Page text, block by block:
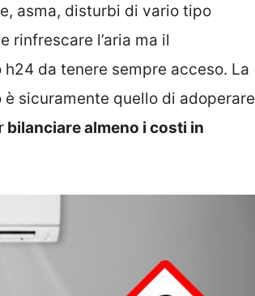
asma, disturbi di vario tipo
rinfrescare l’aria ma il
da tenere sempre acceso. La
sicuramente quello di adoperare
bilanciare almeno i costi in